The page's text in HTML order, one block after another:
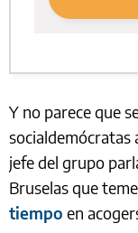
Y no parece que
socialdemócratas
jefe del grupo
Bruselas que
tiempo en